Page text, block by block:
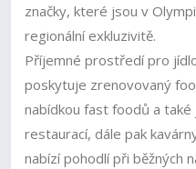
značky, které jsou v
regionální exkluzivitě.
Příjemné prostředí pro
poskytuje zrenovovaný
nabídkou fast foodů a také
restaurací, dále pak
nabízí pohodlí při běžných